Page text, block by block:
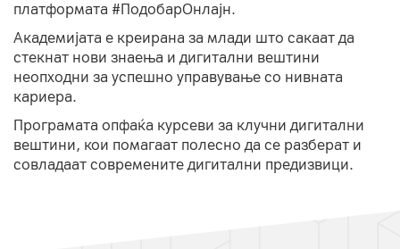
платформата #ПодобарОнлајн.
Академијата е креирана за млади што сакаат да
стекнат нови знаења и дигитални вештини
неопходни за успешно управување со нивната
кариера.
Програмата опфаќа курсеви за клучни дигитални
вештини, кои помагаат полесно да се разберат и
совладаат современите дигитални предизвици.